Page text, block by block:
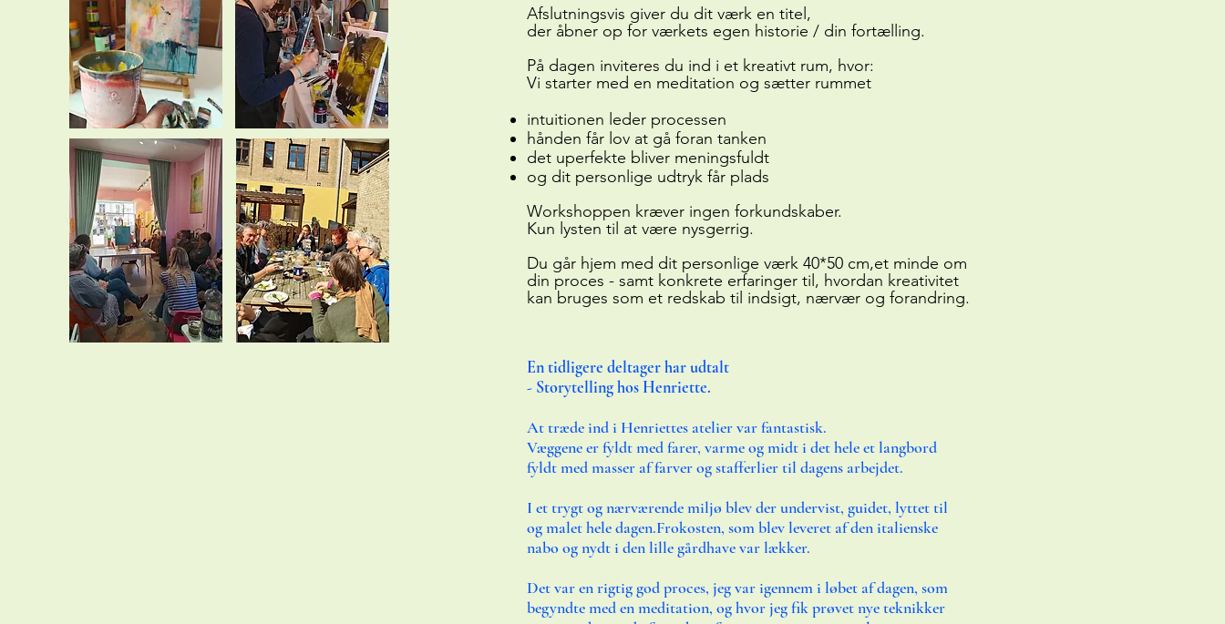
Afslutningsvis giver du dit værk en titel,
der åbner op for værkets egen historie / din fortælling.
På dagen inviteres du ind i et kreativt rum, hvor:
Vi starter med en meditation og sætter rummet
intuitionen leder processen
hånden får lov at gå foran tanken
det uperfekte bliver meningsfuldt
og dit personlige udtryk får plads
Workshoppen kræver ingen forkundskaber.
Kun lysten til at være nysgerrig.
Du går hjem med dit personlige værk 40*50 cm,et minde om
din proces - samt konkrete erfaringer til, hvordan kreativitet
kan bruges som et redskab til indsigt, nærvær og forandring.
​​​​​​​En tidligere deltager har udtalt
- Storytelling hos Henriette.
At træde ind i Henriettes atelier var fantastisk.
Væggene er fyldt med farer, varme og midt i det hele et langbord
fyldt med masser af farver og stafferlier til dagens arbejdet.
​I et trygt og nærværende miljø blev der undervist, guidet, lyttet til
og malet hele dagen.​Frokosten, som blev leveret af den italienske
nabo og nydt i den lille gårdhave var lækker.​
Det var en rigtig god proces, jeg var igennem i løbet af dagen, som
begyndte med en meditation, og hvor jeg fik prøvet nye teknikker